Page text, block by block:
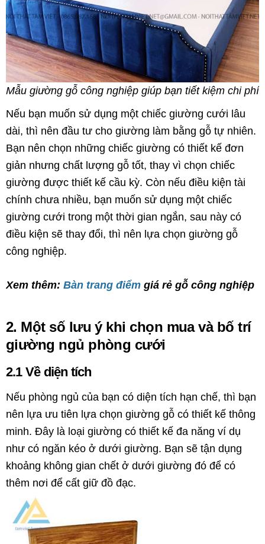
Mẫu giường gỗ công nghiệp giúp bạn tiết kiệm chi phí
Nếu bạn muốn sử dụng một chiếc giường cưới lâu
dài, thì nên đầu tư cho giường làm bằng gỗ tự nhiên.
Bạn nên chọn những chiếc giường có thiết kế đơn
giản nhưng chất lượng gỗ tốt, thay vì chọn chiếc
giường được thiết kế cầu kỳ. Còn nếu điều kiện tài
chính chưa nhiều, bạn muốn sử dụng một chiếc
giường cưới trong một thời gian ngắn, sau này có
điều kiện sẽ thay đổi, thì nên lựa chọn giường gỗ
công nghiệp.
Xem thêm: Bàn trang điểm giá rẻ gỗ công nghiệp
2. Một số lưu ý khi chọn mua và bố trí
giường ngủ phòng cưới
2.1 Về diện tích
Nếu phòng ngủ của bạn có diện tích hạn chế, thì bạn
nên lựa ưu tiên lựa chọn giường gỗ có thiết kế thông
minh. Đây là loại giường có thiết kế đa năng ví dụ
như có ngăn kéo ở dưới giường. Bạn sẽ tận dụng
khoảng không gian chết ở dưới giường đó để có
thêm nơi để cất giữ đồ đạc.